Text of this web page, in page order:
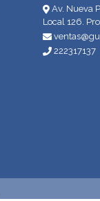
Av. Nueva
Local 126.
222317137